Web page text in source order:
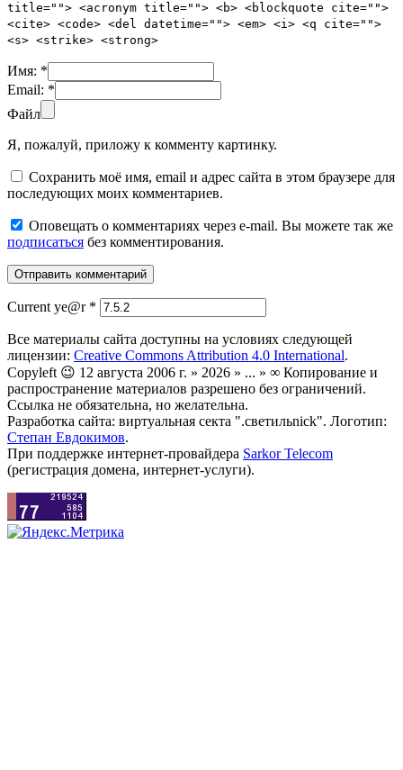
title=""> <acronym title=""> <b> <blockquote cite="">
<cite> <code> <del datetime=""> <em> <i> <q cite="">
<s> <strike> <strong>
Имя: *
Email: *
Файл
Я, пожалуй, приложу к комменту картинку.
Сохранить моё имя, email и адрес сайта в этом браузере для
последующих моих комментариев.
Оповещать о комментариях через e-mail. Вы можете так же
подписаться без комментирования.
Current ye@r *
Все материалы сайта доступны на условиях следующей
лицензии: Creative Commons Attribution 4.0 International.
Copyleft 😉 12 августа 2006 г. » 2026 » ... » ∞ Копирование и
распространение материалов разрешено без ограничений.
Ссылка не обязательна, но желательна.
Разработка сайта: виртуальная секта ".светильnick". Логотип:
Степан Евдокимов.
При поддержке интернет-провайдера Sarkor Telecom
(регистрация домена, интернет-услуги).